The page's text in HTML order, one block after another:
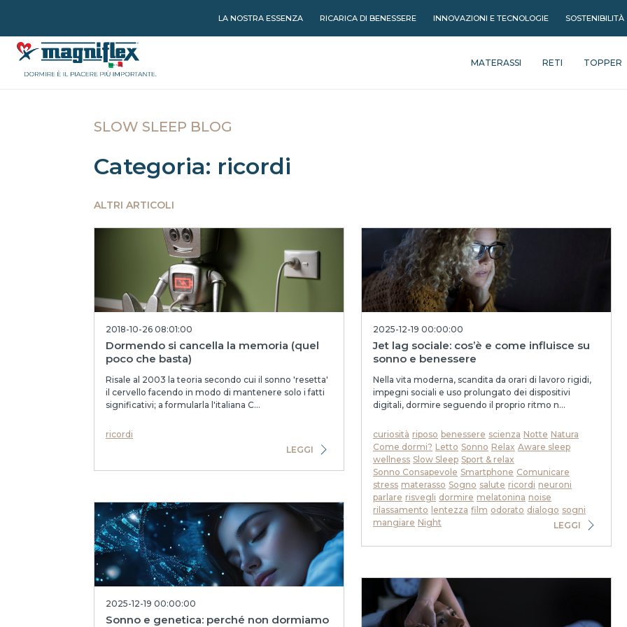
LA NOSTRA ESSENZA RICARICA DI BENESSERE INNOVAZIONI E TECNOLOGIE SOSTENIBILITÀ
MATERASSI RETI TOPPER
SLOW SLEEP BLOG
Categoria: ricordi
ALTRI ARTICOLI
2018-10-26 08:01:00
Dormendo si cancella la memoria (quel
poco che basta)
Risale al 2003 la teoria secondo cui il sonno 'resetta'
il cervello facendo in modo di mantenere solo i fatti
significativi; a formularla l'italiana C...
ricordi
LEGGI
2025-12-19 00:00:00
Jet lag sociale: cos’è e come influisce su
sonno e benessere
Nella vita moderna, scandita da orari di lavoro rigidi,
impegni sociali e uso prolungato dei dispositivi
digitali, dormire seguendo il proprio ritmo n...
curiosità riposo benessere scienza Notte Natura
Come dormi? Letto Sonno Relax Aware sleep
wellness Slow Sleep Sport & relax
Sonno Consapevole Smartphone Comunicare
stress materasso Sogno salute ricordi neuroni
parlare risvegli dormire melatonina noise
rilassamento lentezza film odorato dialogo sogni
mangiare Night LEGGI
2025-12-19 00:00:00
Sonno e genetica: perché non dormiamo